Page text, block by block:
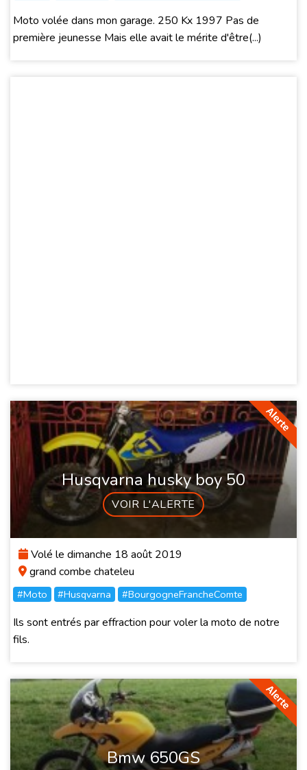
Moto volée dans mon garage. 250 Kx 1997 Pas de
première jeunesse Mais elle avait le mérite d'être(...)
Husqvarna husky boy 50
VOIR L'ALERTE
Volé le dimanche 18 août 2019
grand combe chateleu
#Moto #Husqvarna #BourgogneFrancheComte
Ils sont entrés par effraction pour voler la moto de notre
fils.
Bmw 650GS